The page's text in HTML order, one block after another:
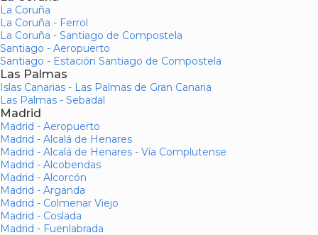
La Coruña
La Coruña - Ferrol
La Coruña - Santiago de Compostela
Santiago - Aeropuerto
Santiago - Estación Santiago de Compostela
Las Palmas
Islas Canarias - Las Palmas de Gran Canaria
Las Palmas - Sebadal
Madrid
Madrid - Aeropuerto
Madrid - Alcalá de Henares
Madrid - Alcalá de Henares - Vía Complutense
Madrid - Alcobendas
Madrid - Alcorcón
Madrid - Arganda
Madrid - Colmenar Viejo
Madrid - Coslada
Madrid - Fuenlabrada